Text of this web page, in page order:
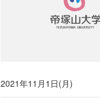
2021年11月1日(月)